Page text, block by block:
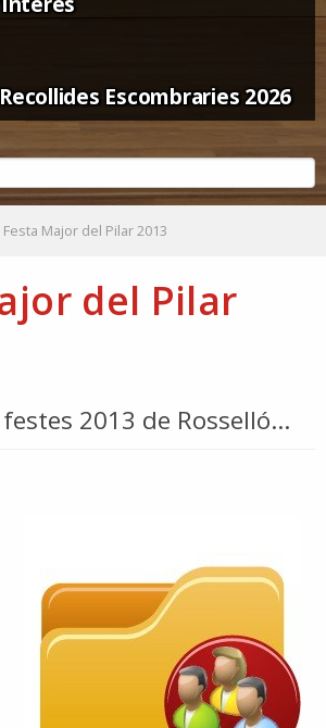
Escombraries 2026
Festa Major del Pilar 2013
del Pilar
2013 de Rosselló...